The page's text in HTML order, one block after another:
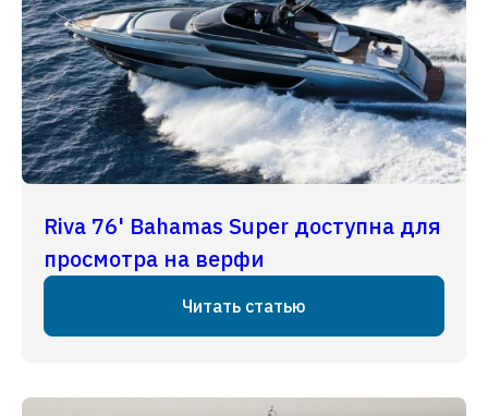
Riva 76' Bahamas Super доступна для
просмотра на верфи
Читать статью